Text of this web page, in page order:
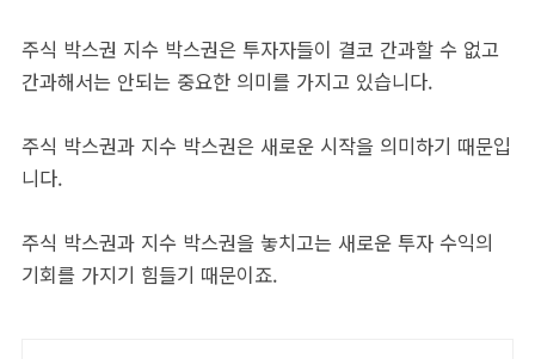
주식 박스권 지수 박스권은 투자자들이 결코 간과할 수 없고
간과해서는 안되는 중요한 의미를 가지고 있습니다.
주식 박스권과 지수 박스권은 새로운 시작을 의미하기 때문입
니다.
주식 박스권과 지수 박스권을 놓치고는 새로운 투자 수익의
기회를 가지기 힘들기 때문이죠.